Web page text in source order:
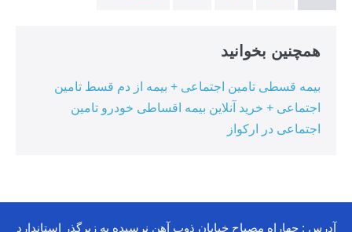
همچنین بخوانید
بیمه قسطی تامین اجتماعی + بیمه از دم قسط تامین
اجتماعی + خرید آنلاین بیمه اقساطی خودرو تامین
اجتماعی در ارکواز
آدرس : چهاراه مصباح خیابان ذوب آهن نرسیده به زیرگذر استاندارد